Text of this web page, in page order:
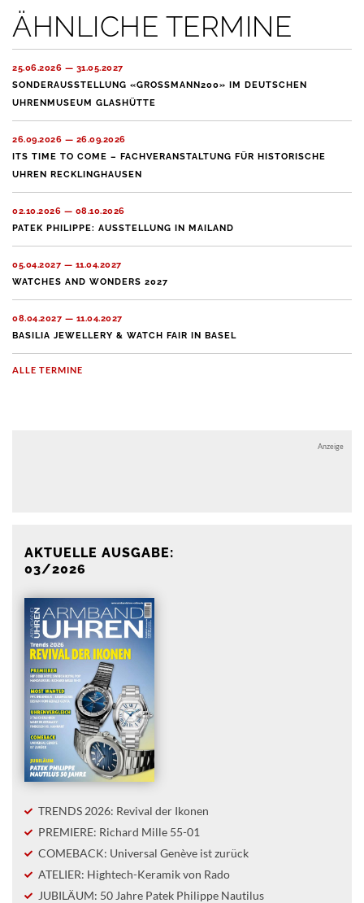
ÄHNLICHE TERMINE
25.06.2026 — 31.05.2027
SONDERAUSSTELLUNG «GROSSMANN200» IM DEUTSCHEN
UHRENMUSEUM GLASHÜTTE
26.09.2026 — 26.09.2026
ITS TIME TO COME – FACHVERANSTALTUNG FÜR HISTORISCHE
UHREN RECKLINGHAUSEN
02.10.2026 — 08.10.2026
PATEK PHILIPPE: AUSSTELLUNG IN MAILAND
05.04.2027 — 11.04.2027
WATCHES AND WONDERS 2027
08.04.2027 — 11.04.2027
BASILIA JEWELLERY & WATCH FAIR IN BASEL
ALLE TERMINE
Anzeige
AKTUELLE AUSGABE:
03/2026
TRENDS 2026: Revival der Ikonen
PREMIERE: Richard Mille 55-01
COMEBACK: Universal Genève ist zurück
ATELIER: Hightech-Keramik von Rado
JUBILÄUM: 50 Jahre Patek Philippe Nautilus